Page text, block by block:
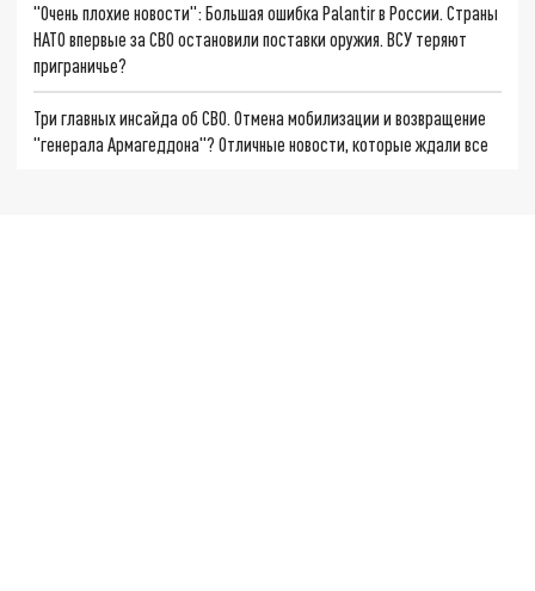
"Очень плохие новости": Большая ошибка Palantir в России. Страны
НАТО впервые за СВО остановили поставки оружия. ВСУ теряют
приграничье?
Три главных инсайда об СВО. Отмена мобилизации и возвращение
"генерала Армагеддона"? Отличные новости, которые ждали все